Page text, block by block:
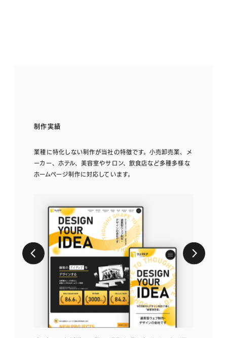
制作実績
業種に特化しない制作が当社の特徴です。小売卸売業、メ
ーカー、ホテル、美容室やサロン、飲食店など多種多様な
ホームページ制作に対応しています。